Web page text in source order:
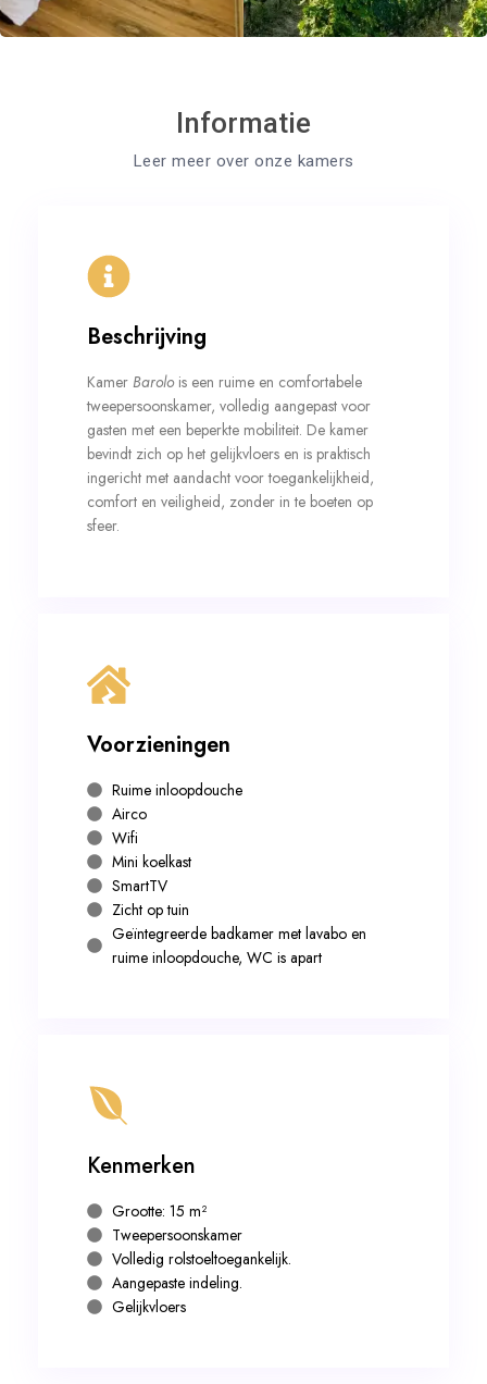
Informatie
Leer meer over onze kamers
Beschrijving
Kamer Barolois een ruime en comfortabele
tweepersoonskamer, volledig aangepast voor
gasten met een beperkte mobiliteit. De kamer
bevindt zich op het gelijkvloers en is praktisch
ingericht met aandacht voor toegankelijkheid,
comfort en veiligheid, zonder in te boeten op
sfeer.
Voorzieningen
Ruime inloopdouche
Airco
Wifi
Mini koelkast
SmartTV
Zicht op tuin
Geïntegreerde badkamer met lavabo en
ruime inloopdouche, WC is apart
Kenmerken
Grootte: 15 m²
Tweepersoonskamer
Volledig rolstoeltoegankelijk.
Aangepaste indeling.
Gelijkvloers